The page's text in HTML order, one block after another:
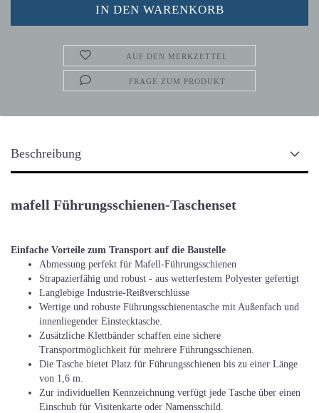
AUF DEN MERKZETTEL
FRAGE ZUM PRODUKT
Beschreibung
mafell Führungsschienen-Taschenset
Einfache Vorteile zum Transport auf die Baustelle
Abmessung perfekt für Mafell-Führungsschienen
Strapazierfähig und robust - aus wetterfestem Polyester gefertigt
Langlebige Industrie-Reißverschlüsse
Wertige und robuste Führungsschienentasche mit Außenfach und
innenliegender Einstecktasche.
Zusätzliche Klettbänder schaffen eine sichere
Transportmöglichkeit für mehrere Führungsschienen.
Die Tasche bietet Platz für Führungsschienen bis zu einer Länge
von 1,6 m.
Zur individuellen Kennzeichnung verfügt jede Tasche über einen
Einschub für Visitenkarte oder Namensschild.